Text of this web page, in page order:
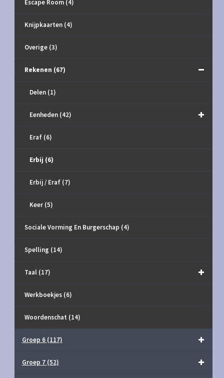
Escape Room (4)
Knijpkaarten (4)
Overige (3)
Rekenen (67)
Delen (1)
Eenheden (42)
Eraf (6)
Erbij (6)
Erbij / Eraf (7)
Keer (5)
Sociale Vorming En Burgerschap (4)
Spelling (14)
Taal (17)
Werkboekjes (6)
Woordenschat (14)
Groep 6 (117)
Groep 7 (52)